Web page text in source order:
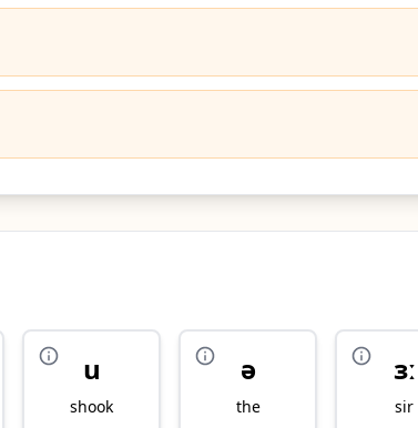
u
shook
ə
the
ɜː
sir